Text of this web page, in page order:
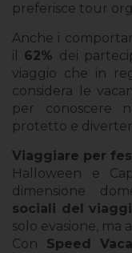
preferisce tour
Anche i
il 62% dei
viaggio che in
considera le
per conoscere
protetto e
Viaggiare per
Halloween e
dimensione
sociali del
solo evasione, ma
Con Speed